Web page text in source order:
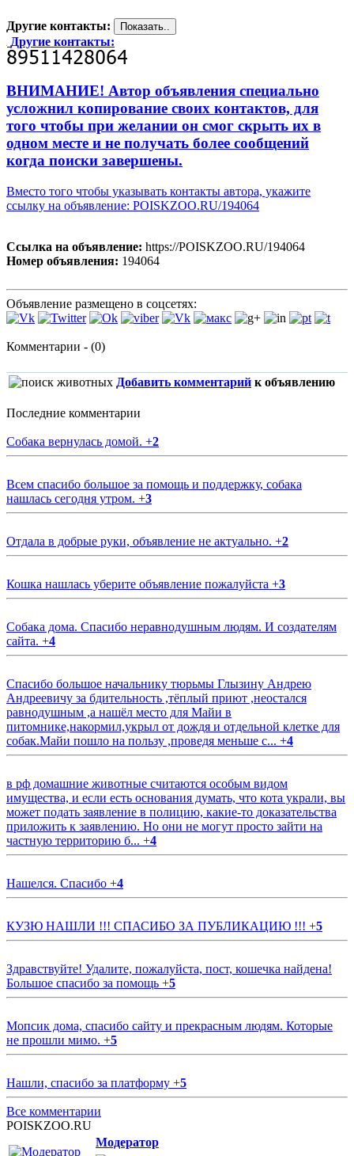
Другие контакты:
Другие контакты:
ВНИМАНИЕ! Автор объявления специально
усложнил копирование своих контактов, для
того чтобы при желании он смог скрыть их в
одном месте и не получать более сообщений
когда поиски завершены.
Вместо того чтобы указывать контакты автора, укажите
ссылку на объявление: POISKZOO.RU/194064
Ссылка на объявление: https://POISKZOO.RU/194064
Номер объявления: 194064
Объявление размещено в соцсетях:
Комментарии - (0)
Добавить комментарий к объявлению
Последние комментарии
Собака вернулась домой. +2
Всем спасибо большое за помощь и поддержку, собака
нашлась сегодня утром. +3
Отдала в добрые руки, объявление не актуально. +2
Кошка нашлась уберите объявление пожалуйста +3
Собака дома. Спасибо неравнодушным людям. И создателям
сайта. +4
Спасибо большое начальнику тюрьмы Глызину Андрею
Андреевичу за бдительность ,тёплый приют ,неостался
равнодушным ,а нашёл место для Майи в
питомнике,накормил,укрыл от дождя и отдельной клетке для
собак.Майи пошло на пользу ,проведя меньше с... +4
в рф домашние животные считаются особым видом
имущества, и если есть основания думать, что кота украли, вы
может подать заявление в полицию, какие-то доказательства
приложить к заявлению. Но они не могут просто зайти на
частную территорию б... +4
Нашелся. Спасибо +4
КУЗЮ НАШЛИ !!! СПАСИБО ЗА ПУБЛИКАЦИЮ !!! +5
Здравствуйте! Удалите, пожалуйста, пост, кошечка найдена!
Большое спасибо за помощь +5
Мопсик дома, спасибо сайту и прекрасным людям. Которые
не прошли мимо. +5
Нашли, спасибо за платформу +5
Все комментарии
POISKZOO.RU
Модератор